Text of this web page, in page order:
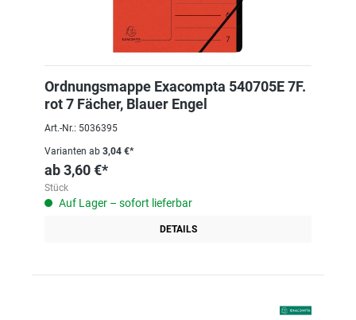
Ordnungsmappe Exacompta 540705E 7F.
rot 7 Fächer, Blauer Engel
Art.-Nr.: 5036395
Varianten ab 3,04 €*
ab3,60 €*
Stück
Auf Lager – sofort lieferbar
DETAILS